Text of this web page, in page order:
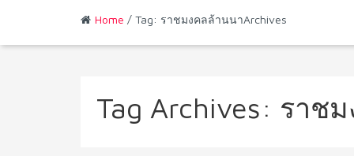
Home / Tag: ราชมงคลล้านนาArchives
Tag Archives: ราช